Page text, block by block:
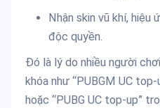
Nhận skin vũ khí,
độc quyền.
Đó là lý do nhiều người
khóa như “PUBGM UC
hoặc “PUBG UC top-up”